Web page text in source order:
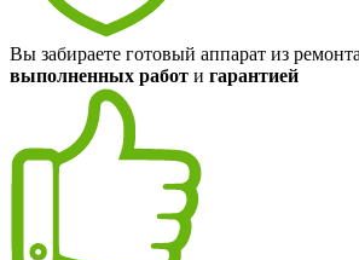
Вы забираете готовый аппарат из
выполненных работ и гарантией